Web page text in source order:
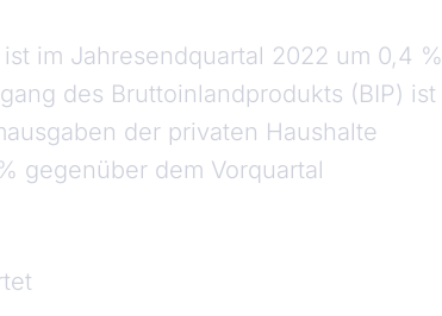
im Jahresendquartal 2022 um 0,4 %
des Bruttoinlandprodukts (BIP) ist
der privaten Haushalte
gegenüber dem Vorquartal